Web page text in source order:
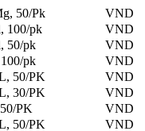
50/Pk
VND
100/pk
VND
50/pk
VND
pk
VND
50/PK
VND
30/PK
VND
PK
VND
50/PK
VND